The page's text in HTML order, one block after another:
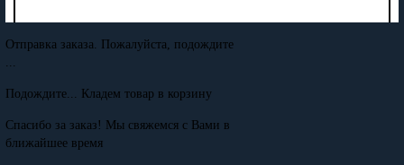
Отправка заказа. Пожалуйста, подождите
Подождите... Кладем товар в корзину
Спасибо за заказ! Мы свяжемся с Вами в
ближайшее время